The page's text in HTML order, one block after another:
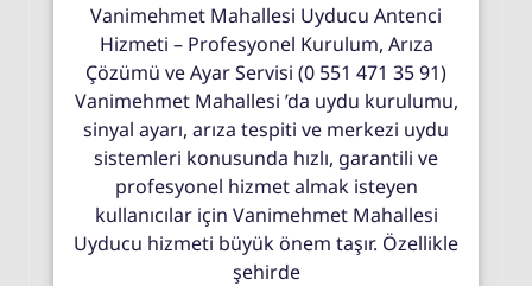
Vanimehmet Mahallesi Uyducu Antenci
Hizmeti – Profesyonel Kurulum, Arıza
Çözümü ve Ayar Servisi (0 551 471 35 91)
Vanimehmet Mahallesi ’da uydu kurulumu,
sinyal ayarı, arıza tespiti ve merkezi uydu
sistemleri konusunda hızlı, garantili ve
profesyonel hizmet almak isteyen
kullanıcılar için Vanimehmet Mahallesi
Uyducu hizmeti büyük önem taşır. Özellikle
şehirde